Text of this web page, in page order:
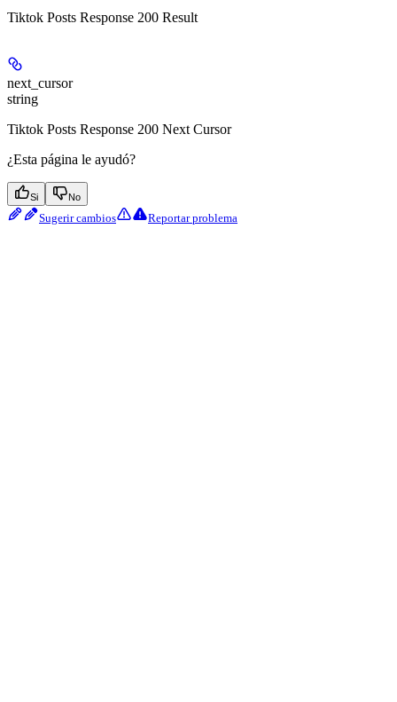
Tiktok Posts Response 200 Result
next_cursor
string
Tiktok Posts Response 200 Next Cursor
¿Esta página le ayudó?
Si No
Sugerir cambios Reportar problema